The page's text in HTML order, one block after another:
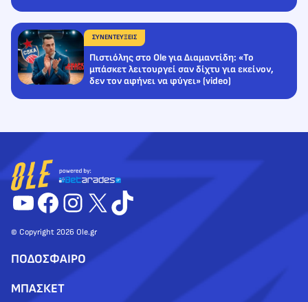
ΣΥΝΕΝΤΕΥΞΕΙΣ
Πιστιόλης στο Ole για Διαμαντίδη: «Το
μπάσκετ λειτουργεί σαν δίχτυ για εκείνον,
δεν τον αφήνει να φύγει» (video)
YouTube
Facebook
Instagram
X TikTok
© Copyright 2026 Ole.gr
ΠΟΔΟΣΦΑΙΡΟ
ΜΠΑΣΚΕΤ